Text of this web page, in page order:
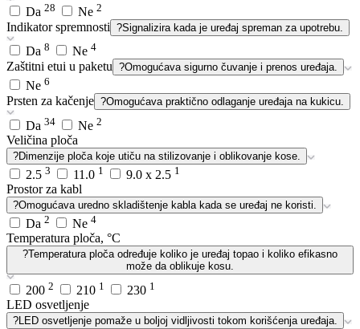
Da 28 Ne 2
Indikator spremnosti ?Signalizira kada je uređaj spreman za upotrebu.
Da 8 Ne 4
Zaštitni etui u paketu ?Omogućava sigurno čuvanje i prenos uređaja.
Ne 6
Prsten za kačenje ?Omogućava praktično odlaganje uređaja na kukicu.
Da 34 Ne 2
Veličina ploča
?Dimenzije ploča koje utiču na stilizovanje i oblikovanje kose.
2.5 3 11.0 1 9.0 x 2.5 1
Prostor za kabl
?Omogućava uredno skladištenje kabla kada se uređaj ne koristi.
Da 2 Ne 4
Temperatura ploča, °C
?Temperatura ploča određuje koliko je uređaj topao i koliko efikasno
može da oblikuje kosu.
200 2 210 1 230 1
LED osvetljenje
?LED osvetljenje pomaže u boljoj vidljivosti tokom korišćenja uređaja.